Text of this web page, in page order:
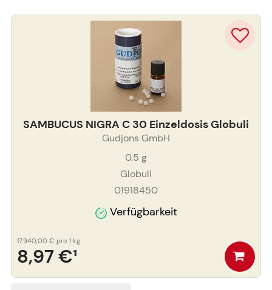
SAMBUCUS NIGRA C 30 Einzeldosis Globuli
Gudjons GmbH
0.5 g
Globuli
01918450
Verfügbarkeit
8,97 €¹
17.940,00 € pro 1 kg